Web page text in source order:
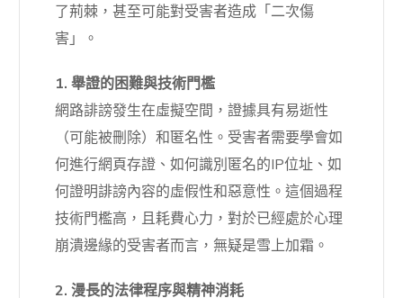
了荊棘，甚至可能對受害者造成「二次傷
害」。
1. 舉證的困難與技術門檻
網路誹謗發生在虛擬空間，證據具有易逝性
（可能被刪除）和匿名性。受害者需要學會如
何進行網頁存證、如何識別匿名的IP位址、如
何證明誹謗內容的虛假性和惡意性。這個過程
技術門檻高，且耗費心力，對於已經處於心理
崩潰邊緣的受害者而言，無疑是雪上加霜。
2. 漫長的法律程序與精神消耗